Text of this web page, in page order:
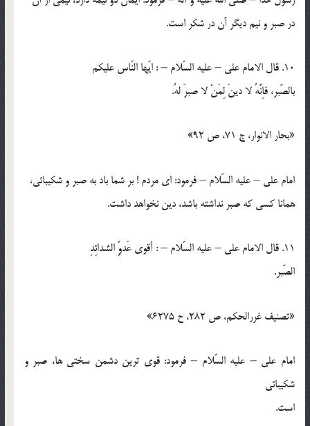
در صبر و نيم ديگر آن در شكر است.
10. قال الامام علي – عليه السّلام – : ايّها النّاس عليكم
بالصّبر، فاِنَّهُ لا دينَ لِمَنْ لا صبرَ لهُ.
«بحار الانوار، ج 71، ص 92»
امام علي – عليه السّلام – فرمود: اي مردم ! بر شما باد به صبر و شكيبائي،
همانا كسي كه صبر نداشته باشد، دين نخواهد داشت.
11. قال الامام علي – عليه السّلام – : أقوي عَدوِّ الشدائِدِ
الصّبر.
«تصنيف غررالحكم، ص 282، ح 6275»
امام علي – عليه السّلام – فرمود: قوي ترين دشمن سختي ها، صبر و
شكيبائي
است.